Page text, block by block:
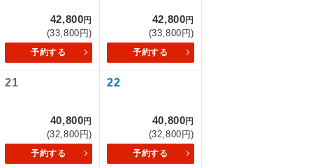
42,800円
(33,800円)
予約する
42,800円
(33,800円)
予約する
21
40,800円
(32,800円)
予約する
22
40,800円
(32,800円)
予約する
で添乗員が
訪ねるコー